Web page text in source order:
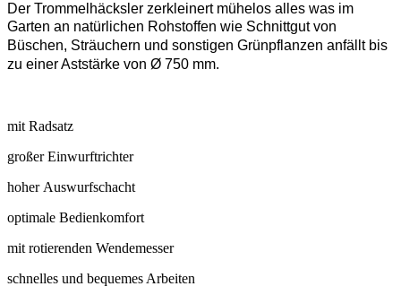
Der Trommelhäcksler zerkleinert mühelos alles was im
Garten an natürlichen Rohstoffen wie Schnittgut von
Büschen, Sträuchern und sonstigen Grünpflanzen anfällt bis
zu einer Aststärke von Ø 750 mm.
mit Radsatz
großer Einwurftrichter
hoher Auswurfschacht
optimale Bedienkomfort
mit rotierenden Wendemesser
schnelles und bequemes Arbeiten